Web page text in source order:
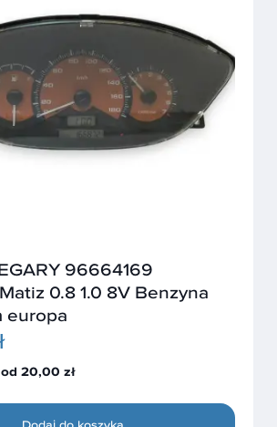
96664169
0.8 1.0 8V Benzyna
europa
od 20,00 zł